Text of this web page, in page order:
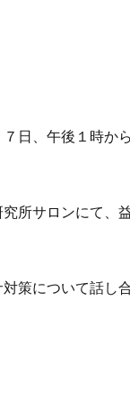
日、午後１時か
所サロンにて、
策について話し